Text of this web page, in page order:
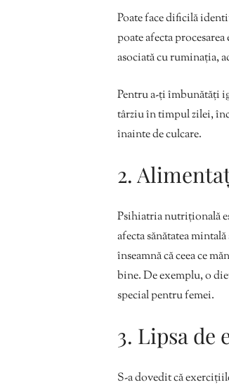
Poate face dificilă
poate afecta
asociată cu ruminația,
Pentru a-ți îmbunătăți
târziu în timpul zilei,
înainte de culcare.
2.
Psihiatria nutrițională
afecta sănătatea
înseamnă că ceea ce
bine. De exemplu, o
special pentru femei.
3. Lipsa de
S-a dovedit că